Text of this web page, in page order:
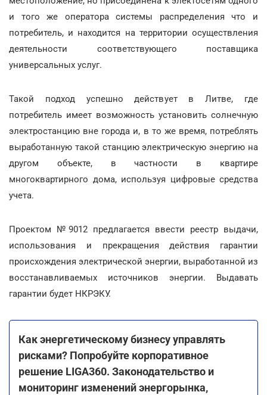
и того же оператора системы распределения что и
потребитель, и находится на территории осуществления
деятельности соответствующего поставщика
универсальных услуг.
Такой подход успешно действует в Литве, где
потребитель имеет возможность установить солнечную
электростанцию вне города и, в то же время, потреблять
выработанную такой станцию электрическую энергию на
другом объекте, в частности в квартире
многоквартирного дома, используя цифровые средства
учета.
Проектом №9012 предлагается ввести реестр выдачи,
использования и прекращения действия гарантии
происхождения электрической энергии, выработанной из
восстанавливаемых источников энергии. Выдавать
гарантии будет НКРЭКУ.
Как энергетическому бизнесу управлять
рисками? Попробуйте корпоративное
решение LIGA360. Законодательство и
мониторинг изменений энергорынка,